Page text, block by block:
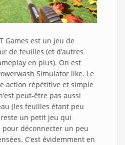
Games est un jeu de
de feuilles (et d’autres
en plus). On est
Simulator like. Le
action répétitive et simple
peut-être pas aussi
(les feuilles étant peu
un petit jeu qui
déconnecter un peu
C’est évidemment en